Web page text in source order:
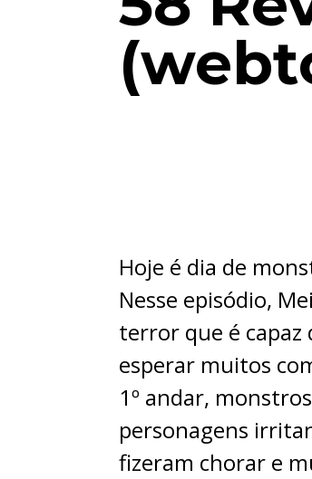
Hoje é dia de
Nesse episódio,
terror que é capaz
esperar muitos
1º andar,
personagens
fizeram chorar e